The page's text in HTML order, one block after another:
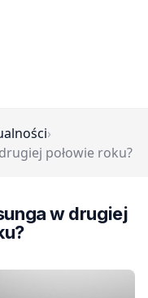
›
połowie roku?
w drugiej